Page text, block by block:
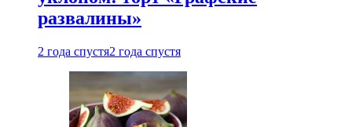
развалины»
2 года спустя2 года спустя